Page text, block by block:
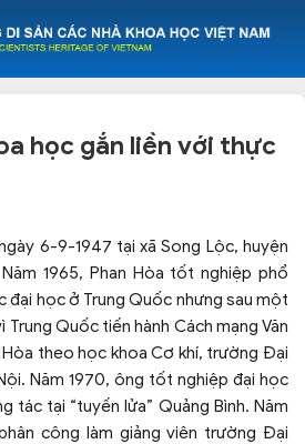
học gắn liền với thực
6-9-1947 tại xã Song Lộc, huyện
1965, Phan Hòa tốt nghiệp phổ
đại học ở Trung Quốc nhưng sau một
Quốc tiến hành Cách mạng Văn
Hòa theo học khoa Cơ khí, trường Đại
Năm 1970, ông tốt nghiệp đại học
tác tại “tuyến lửa” Quảng Bình. Năm
công làm giảng viên trường Đại